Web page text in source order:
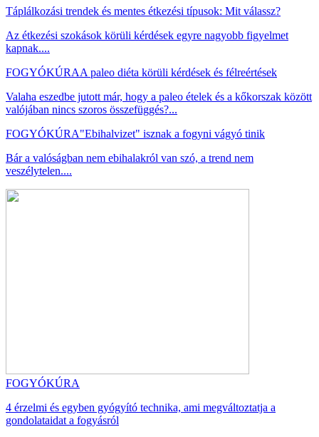
Táplálkozási trendek és mentes étkezési típusok: Mit válassz?
Az étkezési szokások körüli kérdések egyre nagyobb figyelmet
kapnak....
FOGYÓKÚRAA paleo diéta körüli kérdések és félreértések
Valaha eszedbe jutott már, hogy a paleo ételek és a kőkorszak között
valójában nincs szoros összefüggés?...
FOGYÓKÚRA"Ebihalvizet" isznak a fogyni vágyó tinik
Bár a valóságban nem ebihalakról van szó, a trend nem
veszélytelen....
FOGYÓKÚRA
4 érzelmi és egyben gyógyító technika, ami megváltoztatja a
gondolataidat a fogyásról